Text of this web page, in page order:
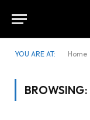
YOU ARE AT: Home
BROWSING: